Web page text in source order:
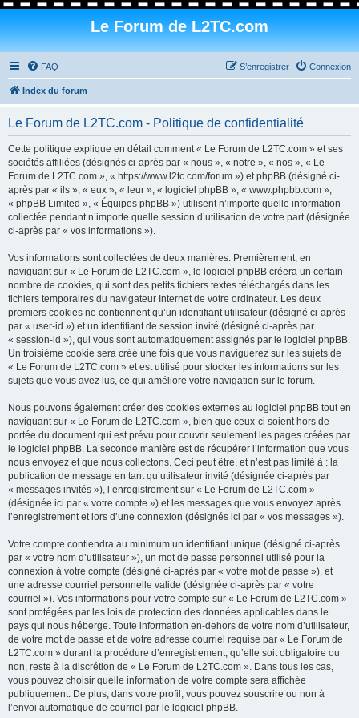
Le Forum de L2TC.com
FAQ Connexion
S’enregistrer
Index du forum
Le Forum de L2TC.com - Politique de confidentialité
Cette politique explique en détail comment « Le Forum de L2TC.com » et ses
sociétés affiliées (désignés ci-après par « nous », « notre », « nos », « Le
Forum de L2TC.com », « https://www.l2tc.com/forum ») et phpBB (désigné ci-
après par « ils », « eux », « leur », « logiciel phpBB », « www.phpbb.com »,
« phpBB Limited », « Équipes phpBB ») utilisent n’importe quelle information
collectée pendant n’importe quelle session d’utilisation de votre part (désignée
ci-après par « vos informations »).
Vos informations sont collectées de deux manières. Premièrement, en
naviguant sur « Le Forum de L2TC.com », le logiciel phpBB créera un certain
nombre de cookies, qui sont des petits fichiers textes téléchargés dans les
fichiers temporaires du navigateur Internet de votre ordinateur. Les deux
premiers cookies ne contiennent qu’un identifiant utilisateur (désigné ci-après
par « user-id ») et un identifiant de session invité (désigné ci-après par
« session-id »), qui vous sont automatiquement assignés par le logiciel phpBB.
Un troisième cookie sera créé une fois que vous naviguerez sur les sujets de
« Le Forum de L2TC.com » et est utilisé pour stocker les informations sur les
sujets que vous avez lus, ce qui améliore votre navigation sur le forum.
Nous pouvons également créer des cookies externes au logiciel phpBB tout en
naviguant sur « Le Forum de L2TC.com », bien que ceux-ci soient hors de
portée du document qui est prévu pour couvrir seulement les pages créées par
le logiciel phpBB. La seconde manière est de récupérer l’information que vous
nous envoyez et que nous collectons. Ceci peut être, et n’est pas limité à : la
publication de message en tant qu’utilisateur invité (désignée ci-après par
« messages invités »), l’enregistrement sur « Le Forum de L2TC.com »
(désignée ici par « votre compte ») et les messages que vous envoyez après
l’enregistrement et lors d’une connexion (désignés ici par « vos messages »).
Votre compte contiendra au minimum un identifiant unique (désigné ci-après
par « votre nom d’utilisateur »), un mot de passe personnel utilisé pour la
connexion à votre compte (désigné ci-après par « votre mot de passe »), et
une adresse courriel personnelle valide (désignée ci-après par « votre
courriel »). Vos informations pour votre compte sur « Le Forum de L2TC.com »
sont protégées par les lois de protection des données applicables dans le
pays qui nous héberge. Toute information en-dehors de votre nom d’utilisateur,
de votre mot de passe et de votre adresse courriel requise par « Le Forum de
L2TC.com » durant la procédure d’enregistrement, qu’elle soit obligatoire ou
non, reste à la discrétion de « Le Forum de L2TC.com ». Dans tous les cas,
vous pouvez choisir quelle information de votre compte sera affichée
publiquement. De plus, dans votre profil, vous pouvez souscrire ou non à
l’envoi automatique de courriel par le logiciel phpBB.